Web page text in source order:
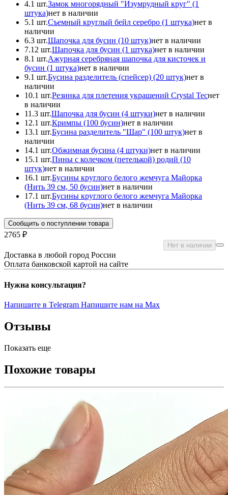
4.1 шт.Замок многорядный "Изумрудный круг" (1
штука)нет в наличии
5.1 шт.Съемный круглый бейл серебро (1 штука)нет в
наличии
6.3 шт.Шапочка для бусин (10 штук)нет в наличии
7.12 шт.Шапочка для бусин (1 штука)нет в наличии
8.1 шт.Ажурная серебряная шапочка для кисточек и
бусин (1 штука)нет в наличии
9.1 шт.Бусина разделитель (спейсер) (20 штук)нет в
наличии
10.1 шт.Pезинка для плетения украшений Crystal Tecнет
в наличии
11.3 шт.Шапочка для бусин (4 штуки)нет в наличии
12.1 шт.Кримпы (100 бусин)нет в наличии
13.1 шт.Бусина разделитель "Шар" (100 штук)нет в
наличии
14.1 шт.Обжимная бусина (4 штуки)нет в наличии
15.1 шт.Пины с колечком (петелькой) родий (10
штук)нет в наличии
16.1 шт.Бусины круглого белого жемчуга Майорка
(Нить 39 см, 50 бусин)нет в наличии
17.1 шт.Бусины круглого белого жемчуга Майорка
(Нить 39 см, 68 бусин)нет в наличии
Сообщить о поступлении товара
2765 ₽
Нет в наличии
Доставка в любой город России
Оплата банковской картой на сайте
Нужна консультация?
Напишите в Telegram Напишите нам на Max
Отзывы
Показать еще
Похожие товары